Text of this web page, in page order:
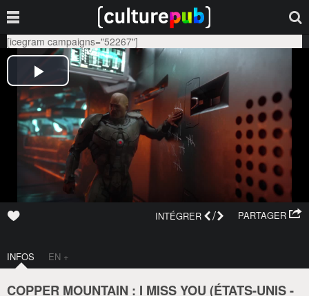
[icegram campaigns="52267"]
PARTAGER
INTÉGRER /
INFOS EN +
COPPER MOUNTAIN : I MISS YOU (ÉTATS-UNIS-